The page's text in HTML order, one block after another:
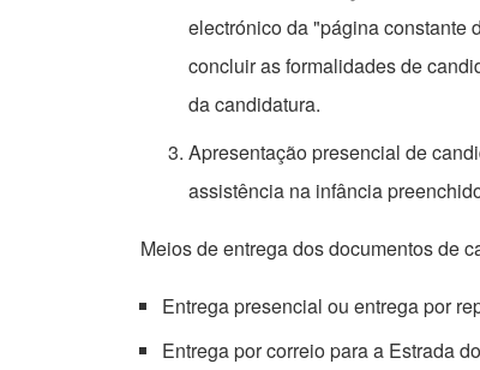
electrónico da "página constante
concluir as formalidades de
da candidatura.
Apresentação presencial de
assistência na infância
Meios de entrega dos documentos de
Entrega presencial ou entrega por
Entrega por correio para a Estrada